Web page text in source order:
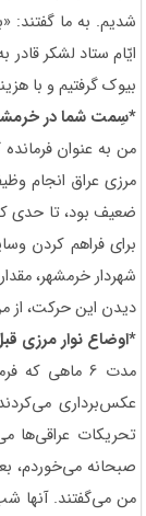
شدیم. به ما گفتند:
ایّام ستاد لشکر
بیوک گرفتیم و با
*سِمت شما در
مرزی عراق انجام
ضعیف بود، تا حدی
برای فراهم کردن
شهردار خرمشهر،
دیدن این حرکت، از
*اوضاع نوار مرزی
مدت 6 ماهی
عکس‌برداری
تحریکات عراقی‌ها
صبحانه می‌خوردم،
من می‌گفتند. آنها